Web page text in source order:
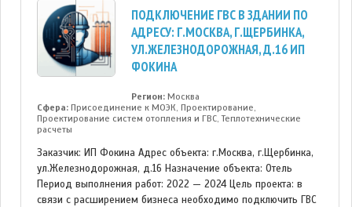
ПОДКЛЮЧЕНИЕ ГВС В ЗДАНИИ ПО
АДРЕСУ: Г.МОСКВА, Г.ЩЕРБИНКА,
УЛ.ЖЕЛЕЗНОДОРОЖНАЯ, Д.16 ИП
ФОКИНА
Регион: Москва
Сфера: Присоединение к МОЭК, Проектирование,
Проектирование систем отопления и ГВС, Теплотехнические
расчеты
Заказчик: ИП Фокина Адрес объекта: г.Москва, г.Щербинка,
ул.Железнодорожная, д.16 Назначение объекта: Отель
Период выполнения работ: 2022 — 2024 Цель проекта: в
связи с расширением бизнеса необходимо подключить ГВС